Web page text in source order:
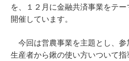
を、１２月に金融共済事業をテ
開催しています。
今回は営農事業を主題とし、参
生産者から鍬の使い方いついて指